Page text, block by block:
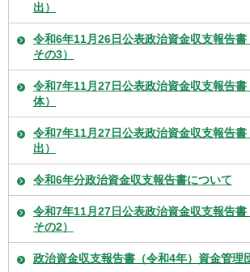
出）
令和6年11月26日公表政治資金収支報告
その3）
令和7年11月27日公表政治資金収支報告書
体）
令和7年11月27日公表政治資金収支報告
出）
令和6年分政治資金収支報告書について
令和7年11月27日公表政治資金収支報告
その2）
政治資金収支報告書（令和4年）資金管理